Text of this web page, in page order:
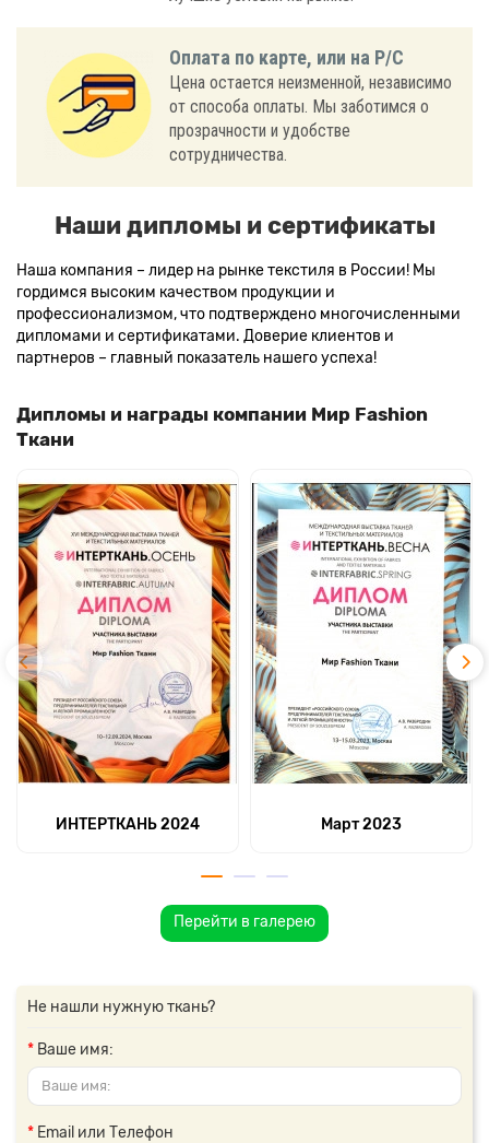
Оплата по карте, или на Р/С
Цена остается неизменной, независимо
от способа оплаты. Мы заботимся о
прозрачности и удобстве
сотрудничества.
Наши дипломы и сертификаты
Наша компания – лидер на рынке текстиля в России! Мы
гордимся высоким качеством продукции и
профессионализмом, что подтверждено многочисленными
дипломами и сертификатами. Доверие клиентов и
партнеров – главный показатель нашего успеха!
Дипломы и награды компании Мир Fashion
Ткани
ИНТЕРТКАНЬ 2024 Март 2023
Перейти в галерею
Не нашли нужную ткань?
Ваше имя:
Email или Телефон